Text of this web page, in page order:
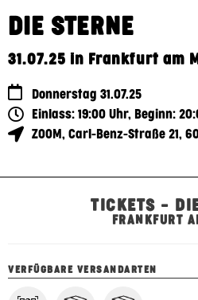
DIE STERNE
31.07.25 in Frankfurt am
Donnerstag 31.07.25
Einlass: 19:00 Uhr, Beginn:
ZOOM , Carl-Benz-Straße 21 ,
TICKETS –
FRANKFURT
VERFÜGBARE VERSANDARTEN